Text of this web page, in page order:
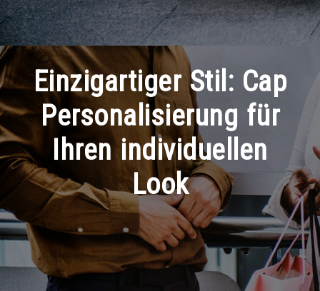
Einzigartiger Stil: Cap
Personalisierung für
Ihren individuellen
Look